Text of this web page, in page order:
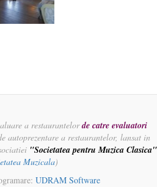
a restaurantelorde catre evaluatori
autoprezentare a restaurantelor, lansat in
"Societatea pentru Muzica Clasica"
Muzicala)
UDRAM Software